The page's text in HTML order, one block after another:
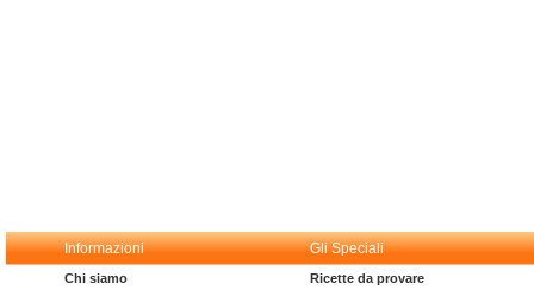
Informazioni Gli Speciali
Chi siamo Ricette da provare